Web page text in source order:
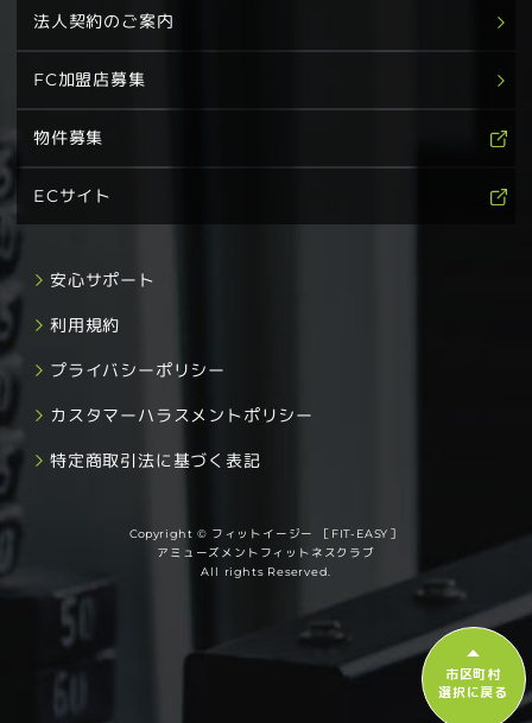
市区町村
選択に戻る
法人契約のご案内
FC加盟店募集
物件募集
ECサイト
安心サポート
利用規約
プライバシーポリシー
カスタマーハラスメントポリシー
特定商取引法に基づく表記
Copyright © フィットイージー ［FIT-EASY］
アミューズメントフィットネスクラブ
All rights Reserved.